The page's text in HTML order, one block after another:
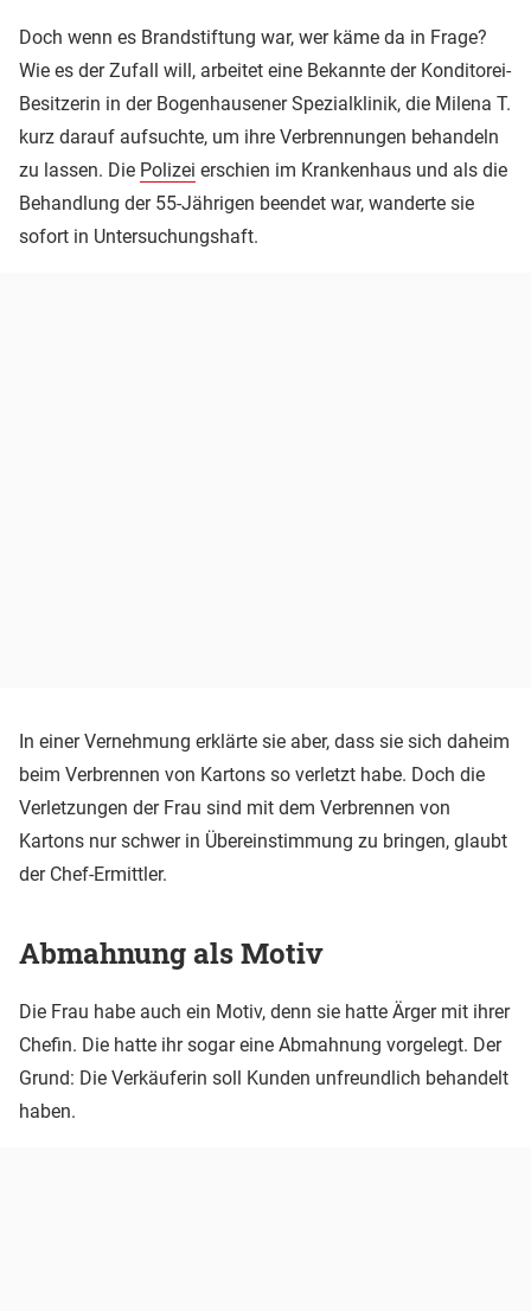
Doch wenn es Brandstiftung war, wer käme da in Frage?
Wie es der Zufall will, arbeitet eine Bekannte der Konditorei-
Besitzerin in der Bogenhausener Spezialklinik, die Milena T.
kurz darauf aufsuchte, um ihre Verbrennungen behandeln
zu lassen. Die Polizei erschien im Krankenhaus und als die
Behandlung der 55-Jährigen beendet war, wanderte sie
sofort in Untersuchungshaft.
In einer Vernehmung erklärte sie aber, dass sie sich daheim
beim Verbrennen von Kartons so verletzt habe. Doch die
Verletzungen der Frau sind mit dem Verbrennen von
Kartons nur schwer in Übereinstimmung zu bringen, glaubt
der Chef-Ermittler.
Abmahnung als Motiv
Die Frau habe auch ein Motiv, denn sie hatte Ärger mit ihrer
Chefin. Die hatte ihr sogar eine Abmahnung vorgelegt. Der
Grund: Die Verkäuferin soll Kunden unfreundlich behandelt
haben.